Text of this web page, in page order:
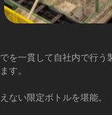
一貫して自社内で行
す。
ない限定ボトルを堪能。